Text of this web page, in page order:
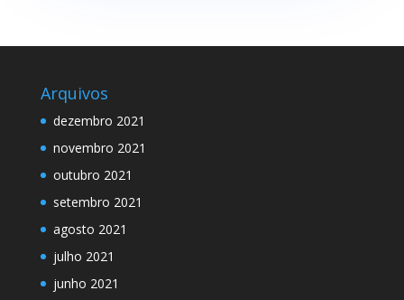
Arquivos
dezembro 2021
novembro 2021
outubro 2021
setembro 2021
agosto 2021
julho 2021
junho 2021